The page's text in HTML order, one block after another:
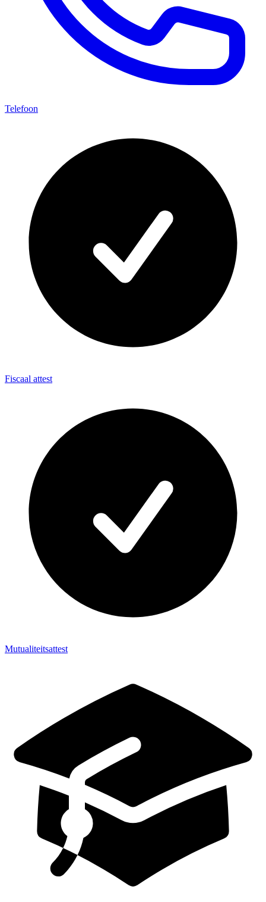
Telefoon
Fiscaal attest
Mutualiteitsattest